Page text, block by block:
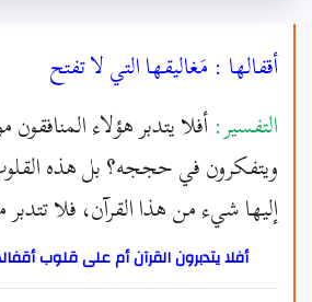
أقفالها : مَغاليقها التي لا تفتح
التفسير:أفلا يتدبر هؤلاء المنافقون
ويتفكرون في حججه؟ بل هذه
إليها شيء من هذا القرآن، فلا تتدبر
أفلا يتدبرون القرآن أم على قلوب